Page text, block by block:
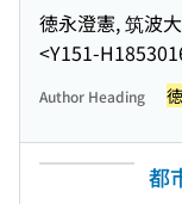
徳永澄憲, 筑波
<Y151-
Author Heading
都